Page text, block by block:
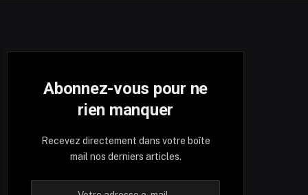
Abonnez-vous pour ne
rien manquer
Recevez directement dans votre boîte
mail nos derniers articles.